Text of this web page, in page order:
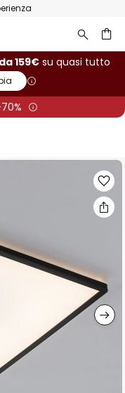
159€ su quasi tutto